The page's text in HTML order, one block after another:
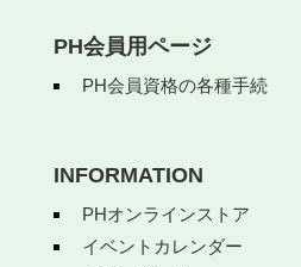
PH会員用ページ
PH会員資格の各種手続
INFORMATION
PHオンラインストア
イベントカレンダー